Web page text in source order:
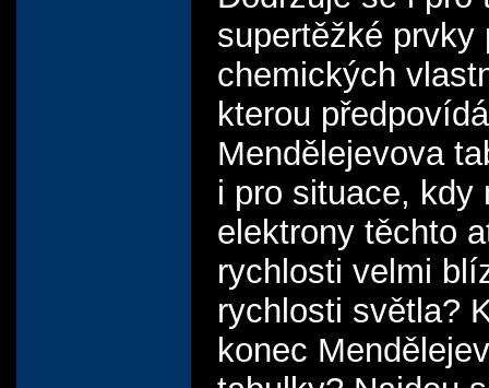
supertěžké prvky
chemických
kterou
Mendělejevova
i pro situace, kdy
elektrony těchto
rychlosti velmi
rychlosti světla?
konec